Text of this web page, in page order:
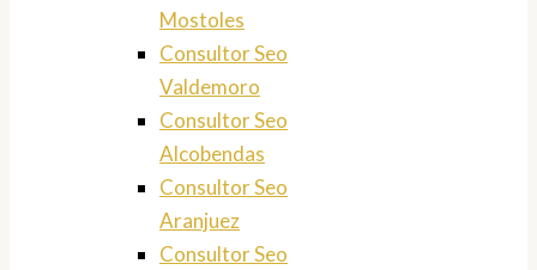
Mostoles
Consultor Seo
Valdemoro
Consultor Seo
Alcobendas
Consultor Seo
Aranjuez
Consultor Seo